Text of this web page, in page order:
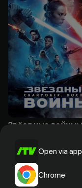
Open via app
Chrome